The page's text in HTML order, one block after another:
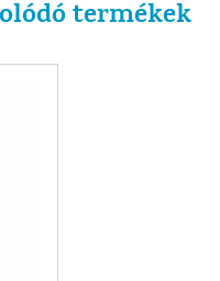
termékek